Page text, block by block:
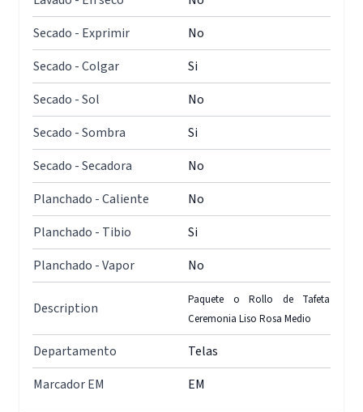
Secado - Exprimir
No
Secado - Colgar
Si
Secado - Sol
No
Secado - Sombra
Si
Secado - Secadora
No
Planchado - Caliente
No
Planchado - Tibio
Si
Planchado - Vapor
No
Description
Paquete o Rollo de Tafeta
Ceremonia Liso Rosa Medio
Departamento
Telas
Marcador EM
EM